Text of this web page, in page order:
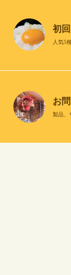
初
人気5
お
製品、